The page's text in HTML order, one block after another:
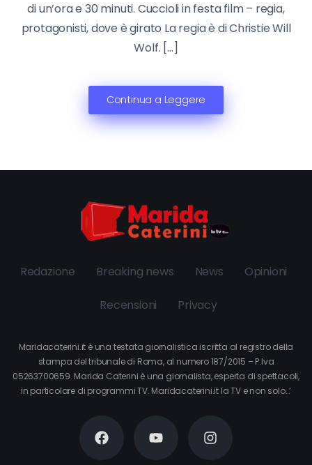
di un’ora e 30 minuti. Cuccioli in festa film – regia,
protagonisti, dove è girato La regia è di Christie Will
Wolf. […]
Continua a Leggere
Redazione Breaking news News Opinioni
Recensioni Privacy
Maridacaterini.it è una testata giornalistica iscritta al registro della
stampa del tribunale di Roma, al numero 187/2015 – P.Iva
05263700659. Marida Caterini è una giornalista, esperta di spettacoli,
in particolare di programmi TV. Maridacaterini.it la TV e non solo…’